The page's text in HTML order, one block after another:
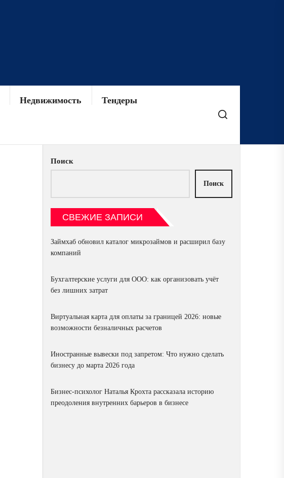
Недвижимость Тендеры
Поиск
Поиск
СВЕЖИЕ ЗАПИСИ
Займхаб обновил каталог микрозаймов и расширил базу
компаний
Бухгалтерские услуги для ООО: как организовать учёт
без лишних затрат
Виртуальная карта для оплаты за границей 2026: новые
возможности безналичных расчетов
Иностранные вывески под запретом: Что нужно сделать
бизнесу до марта 2026 года
Бизнес-психолог Наталья Крохта рассказала историю
преодоления внутренних барьеров в бизнесе